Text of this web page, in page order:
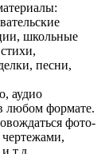
школьные
песни,
аудио
любом формате.
фото-
т.д.